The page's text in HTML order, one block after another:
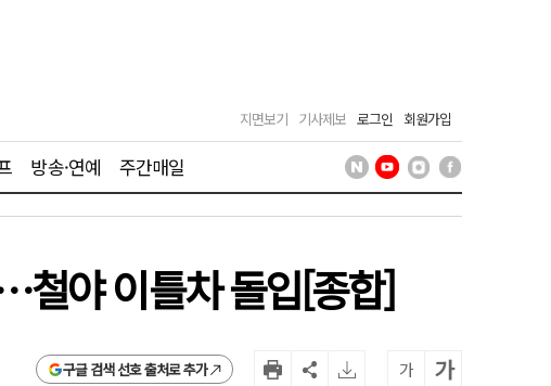
지면보기 기사제보 로그인 회원가입
방송·연예 주간매일
야 이틀차 돌입[종합]
구글 검색 선호 출처로 추가 가 가